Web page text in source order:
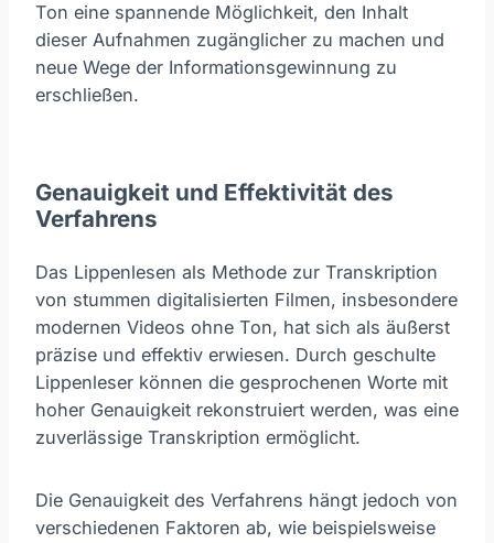
Ton eine spannende Möglichkeit, den Inhalt
dieser Aufnahmen zugänglicher zu machen und
neue Wege der Informationsgewinnung zu
erschließen.
Genauigkeit und Effektivität des
Verfahrens
Das Lippenlesen als Methode zur Transkription
von stummen digitalisierten Filmen, insbesondere
modernen Videos ohne Ton, hat sich als äußerst
präzise und effektiv erwiesen. Durch geschulte
Lippenleser können die gesprochenen Worte mit
hoher Genauigkeit rekonstruiert werden, was eine
zuverlässige Transkription ermöglicht.
Die Genauigkeit des Verfahrens hängt jedoch von
verschiedenen Faktoren ab, wie beispielsweise